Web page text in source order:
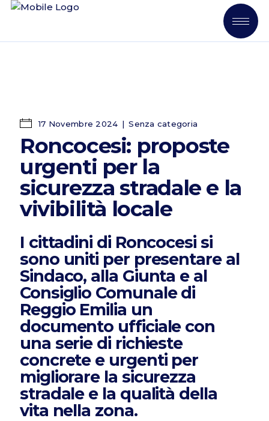
17 Novembre 2024 Senza categoria
Roncocesi: proposte
urgenti per la
sicurezza stradale e la
vivibilità locale
I cittadini di Roncocesi si
sono uniti per presentare al
Sindaco, alla Giunta e al
Consiglio Comunale di
Reggio Emilia un
documento ufficiale con
una serie di richieste
concrete e urgenti per
migliorare la sicurezza
stradale e la qualità della
vita nella zona.